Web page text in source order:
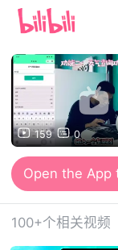
159 0
100+个相关视频